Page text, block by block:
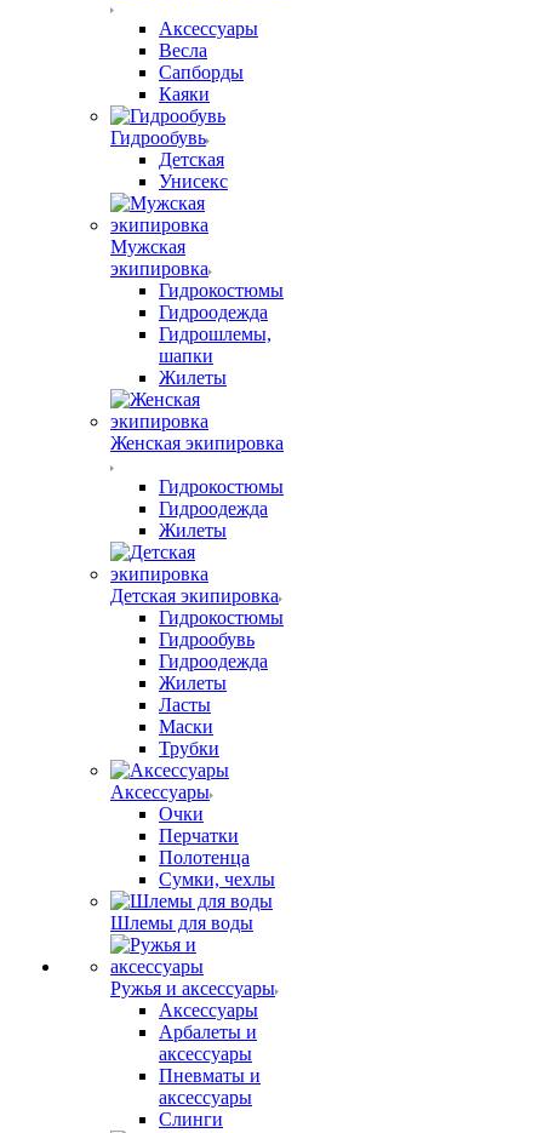
Аксессуары
Весла
Сапборды
Каяки
Гидрообувь
Детская
Унисекс
Мужская
экипировка
Гидрокостюмы
Гидроодежда
Гидрошлемы,
шапки
Жилеты
Женская экипировка
Гидрокостюмы
Гидроодежда
Жилеты
Детская экипировка
Гидрокостюмы
Гидрообувь
Гидроодежда
Жилеты
Ласты
Маски
Трубки
Аксессуары
Очки
Перчатки
Полотенца
Сумки, чехлы
Шлемы для воды
Ружья и аксессуары
Аксессуары
Арбалеты и
аксессуары
Пневматы и
аксессуары
Слинги